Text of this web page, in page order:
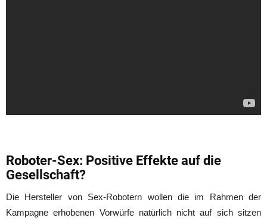
Roboter-Sex: Positive Effekte auf die
Gesellschaft?
Die Hersteller von Sex-Robotern wollen die im Rahmen der
Kampagne erhobenen Vorwürfe natürlich nicht auf sich sitzen